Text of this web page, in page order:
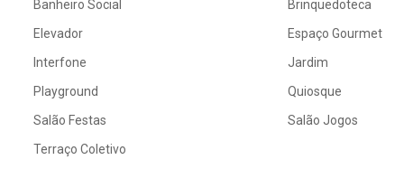
Banheiro Social
Brinquedoteca
Elevador
Espaço Gourmet
Interfone
Jardim
Playground
Quiosque
Salão Festas
Salão Jogos
Terraço Coletivo